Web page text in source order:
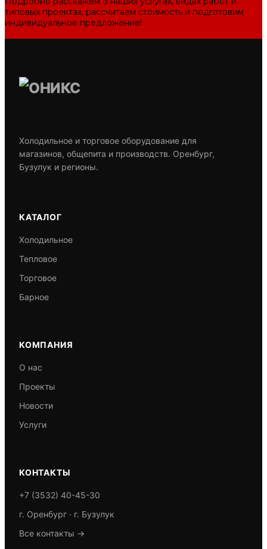
типовых проектах, рассчитаем стоимость и подготовим
индивидуальное предложение!
Холодильное и торговое оборудование для
магазинов, общепита и производств. Оренбург,
Бузулук и регионы.
КАТАЛОГ
Холодильное
Тепловое
Торговое
Барное
КОМПАНИЯ
О нас
Проекты
Новости
Услуги
КОНТАКТЫ
+7 (3532) 40-45-30
г. Оренбург · г. Бузулук
Все контакты →